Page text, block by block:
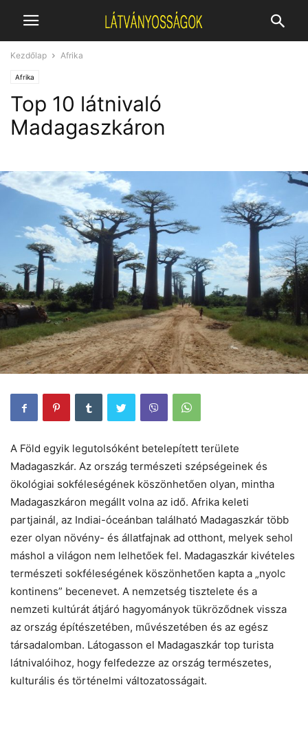
Kezdőlap Afrika
Afrika
Top 10 látnivaló
Madagaszkáron
A Föld egyik legutolsóként betelepített területe
Madagaszkár. Az ország természeti szépségeinek és
ökológiai sokféleségének köszönhetően olyan, mintha
Madagaszkáron megállt volna az idő. Afrika keleti
partjainál, az Indiai-óceánban található Madagaszkár több
ezer olyan növény- és állatfajnak ad otthont, melyek sehol
máshol a világon nem lelhetőek fel. Madagaszkár kivételes
természeti sokféleségének köszönhetően kapta a „nyolc
kontinens” becenevet. A nemzetség tisztelete és a
nemzeti kultúrát átjáró hagyományok tükröződnek vissza
az ország építészetében, művészetében és az egész
társadalomban. Látogasson el Madagaszkár top turista
látnivalóihoz, hogy felfedezze az ország természetes,
kulturális és történelmi változatosságait.